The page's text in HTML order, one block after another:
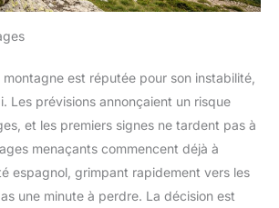
est réputée pour son instabilité,
Les prévisions annonçaient un risque
et les premiers signes ne tardent pas à
menaçants commencent déjà à
espagnol, grimpant rapidement vers les
une minute à perdre. La décision est